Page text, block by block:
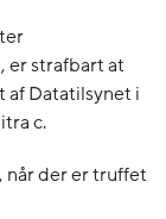
er strafbart at
Datatilsynet i
c.
når der er truffet